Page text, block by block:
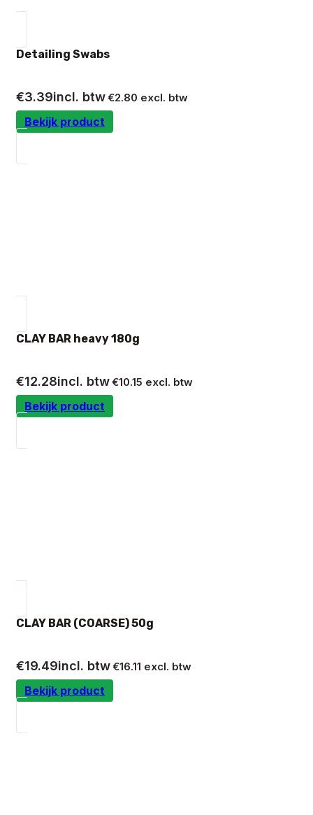
Detailing Swabs
€3.39incl. btw€2.80 excl. btw
Bekijk product
CLAY BAR heavy 180g
€12.28incl. btw€10.15 excl. btw
Bekijk product
CLAY BAR (COARSE) 50g
€19.49incl. btw€16.11 excl. btw
Bekijk product